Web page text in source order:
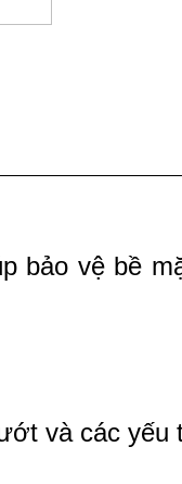
bảo vệ bề
và các yếu